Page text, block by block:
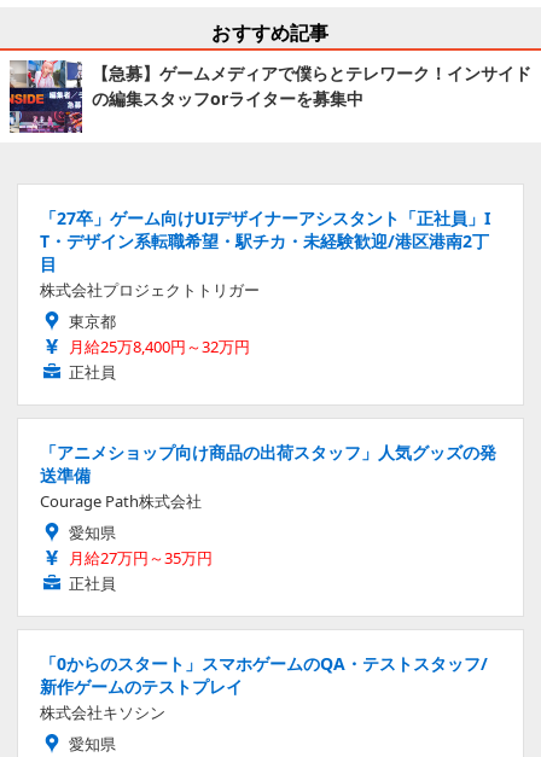
おすすめ記事
【急募】ゲームメディアで僕らとテレワーク！インサイド
の編集スタッフorライターを募集中
「27卒」ゲーム向けUIデザイナーアシスタント「正社員」I
T・デザイン系転職希望・駅チカ・未経験歓迎/港区港南2丁
目
株式会社プロジェクトトリガー
東京都
月給25万8,400円～32万円
正社員
「アニメショップ向け商品の出荷スタッフ」人気グッズの発
送準備
Courage Path株式会社
愛知県
月給27万円～35万円
正社員
「0からのスタート」スマホゲームのQA・テストスタッフ/
新作ゲームのテストプレイ
株式会社キソシン
愛知県